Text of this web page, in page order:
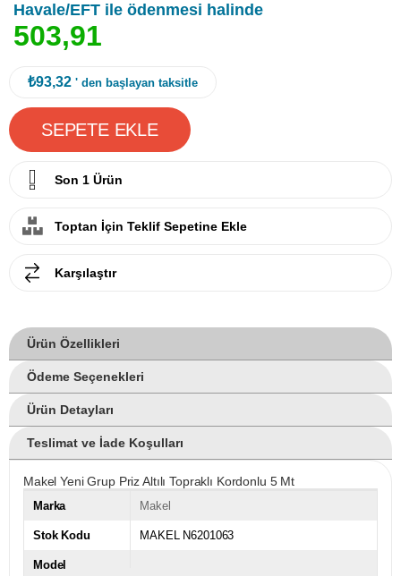
Havale/EFT ile ödenmesi halinde
503,91
₺93,32 ' den başlayan taksitle
Son 1 Ürün
Toptan İçin Teklif Sepetine Ekle
Karşılaştır
Ürün Özellikleri
Ödeme Seçenekleri
Ürün Detayları
Teslimat ve İade Koşulları
Makel Yeni Grup Priz Altılı Topraklı Kordonlu 5 Mt
Marka Makel
Stok Kodu MAKEL N6201063
Model